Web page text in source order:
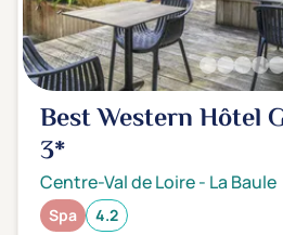
Best Western Hôtel
3*
Centre-Val de Loire- La Baule
Spa 4.2